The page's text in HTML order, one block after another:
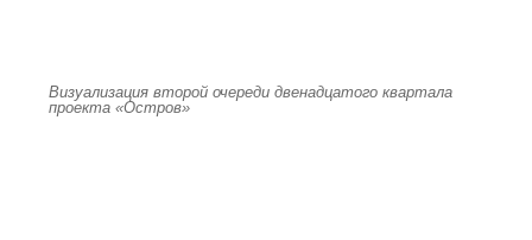
Визуализация второй очереди двенадцатого квартала
проекта «Остров»